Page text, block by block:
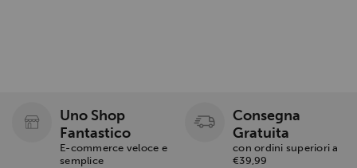
Uno Shop
Fantastico
E-commerce veloce e
semplice
Consegna
Gratuita
con ordini superiori a
€39,99